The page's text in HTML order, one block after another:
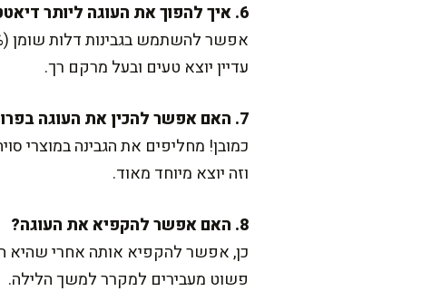
6. איך להפוך את העוגה ליותר דיאטטית?
עדיין יוצא טעים ובעל מרקם רך.
7. האם אפשר להכין את העוגה בפרווה?
כמובן! מחליפים את הגבינה
וזה יוצא מיוחד מאוד.
8. האם אפשר להקפיא את העוגה?
כן, אפשר להקפיא אותה אחרי שהיא
פשוט מעבירים למקרר למשך הלילה.